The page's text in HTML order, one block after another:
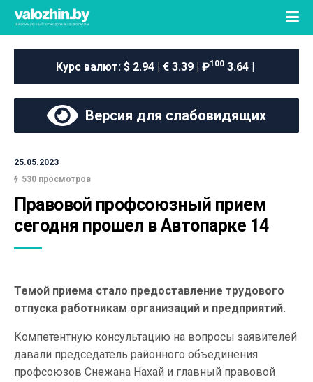
Курс валют: $ 2.94 | € 3.39 | ₽100 3.64 |
Версия для слабовидящих
25.05.2023
530 просмотров
Правовой профсоюзный прием
сегодня прошел в Автопарке 14
Темой приема стало предоставление трудового
отпуска работникам организаций и предприятий.
Компетентную консультацию на вопросы заявителей
давали председатель районного объединения
профсоюзов Снежана Нахай и главный правовой